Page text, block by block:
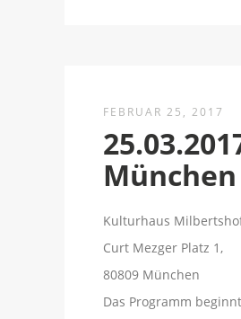
FEBRUAR 25, 2017
München
Kulturhaus
Curt Mezger Platz 1,
80809 München
Das Programm